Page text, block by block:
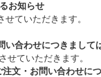
お知らせ
ていただきます。
合わせにつきまして
せていただきます。
文・ お問い合わせに